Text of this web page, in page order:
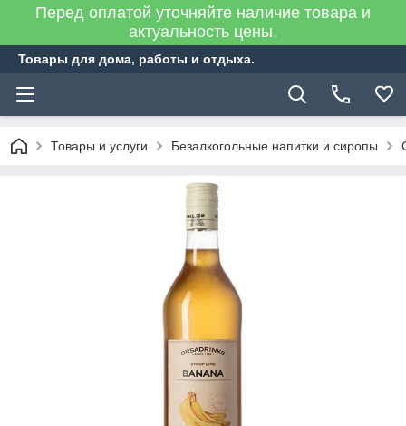
Перед оплатой уточняйте наличие товара и
актуальность цены.
Товары для дома, работы и отдыха.
Товары и услуги Безалкогольные напитки и сиропы